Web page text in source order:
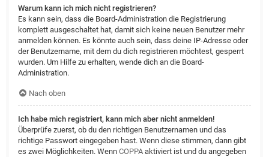
Warum kann ich mich nicht registrieren?
Es kann sein, dass die Board-Administration die Registrierung
komplett ausgeschaltet hat, damit sich keine neuen Benutzer mehr
anmelden können. Es könnte auch sein, dass deine IP-Adresse oder
der Benutzername, mit dem du dich registrieren möchtest, gesperrt
wurden. Um Hilfe zu erhalten, wende dich an die Board-
Administration.
Nach oben
Ich habe mich registriert, kann mich aber nicht anmelden!
Überprüfe zuerst, ob du den richtigen Benutzernamen und das
richtige Passwort eingegeben hast. Wenn diese stimmen, dann gibt
es zwei Möglichkeiten. Wenn COPPA aktiviert ist und du angegeben